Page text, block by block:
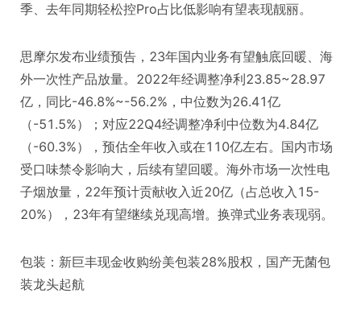
季、去年同期轻松控Pro占比低影响有望表现靓丽。
思摩尔发布业绩预告，23年国内业务有望触底回暖、海
外一次性产品放量。2022年经调整净利23.85~28.97
亿，同比-46.8%~-56.2%，中位数为26.41亿
（-51.5%）；对应22Q4经调整净利中位数为4.84亿
（-60.3%），预估全年收入或在110亿左右。国内市场
受口味禁令影响大，后续有望回暖。海外市场一次性电
子烟放量，22年预计贡献收入近20亿（占总收入15-
20%），23年有望继续兑现高增。换弹式业务表现弱。
包装：新巨丰现金收购纷美包装28%股权，国产无菌包
装龙头起航